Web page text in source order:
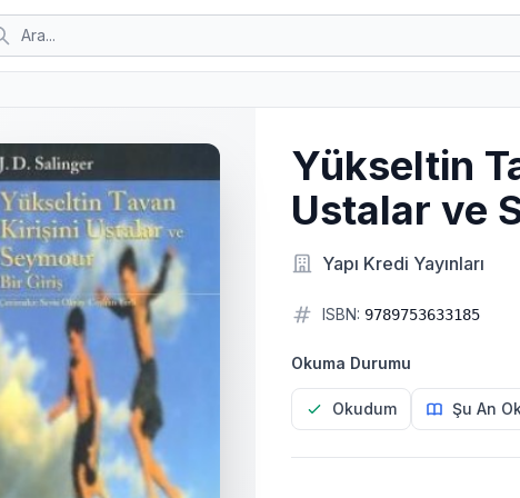
Yükseltin
Ustalar ve
Yapı Kredi Yayınları
ISBN: 9789753633185
Okuma Durumu
Okudum Şu An